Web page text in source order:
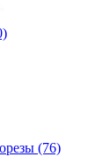
(76)